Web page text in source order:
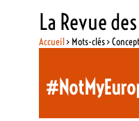
La Revue
Accueil> Mots-clés >